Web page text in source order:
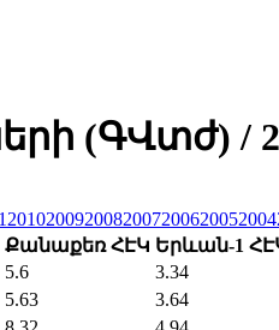
(ԳՎտժ) /
2010200920082007200620052004
Քանաքեռ ՀԷԿ Երևան-1
5.6 3.34
5.63 3.64